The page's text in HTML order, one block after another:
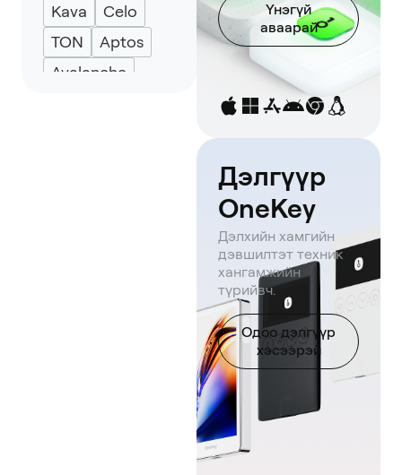
Kava
Celo
TON
Aptos
Avalanche
Үнэгүй
аваарай
Дэлгүүр
OneKey
Дэлхийн хамгийн
дэвшилтэт техник
хангамжийн
түрийвч.
Одоо дэлгүүр
хэсээрэй